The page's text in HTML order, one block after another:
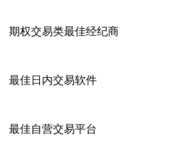
期权交易类最佳经纪商
最佳日内交易软件
最佳自营交易平台